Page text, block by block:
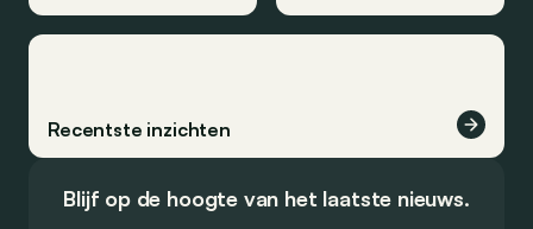
Recentste inzichten
Blijf op de hoogte van het laatste nieuws.